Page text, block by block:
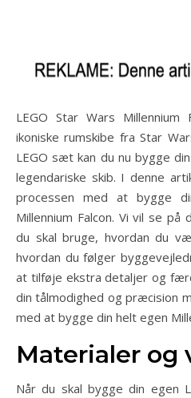
LEGO Star Wars Millennium Falcon er en af de mest
ikoniske rumskibe fra Star
LEGO sæt kan du nu bygge
legendariske skib. I denne
processen med at bygge
Millennium Falcon. Vi vil se
du skal bruge, hvordan du
hvordan du følger
at tilføje ekstra detaljer og
din tålmodighed og præcision
med at bygge din helt egen
Materialer
Når du skal bygge din egen